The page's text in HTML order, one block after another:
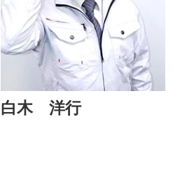
白木 洋行